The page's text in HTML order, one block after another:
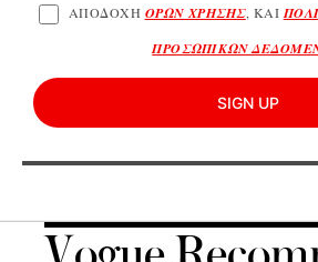
ΑΠΟΔΟΧΗ ΟΡΩΝ ΧΡΗΣΗΣ, ΚΑΙ
ΠΡΟΣΩΠΙΚΩΝ
SIGN UP